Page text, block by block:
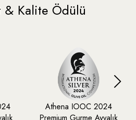
& Kalite Ödülü
Athena IOOC 2024